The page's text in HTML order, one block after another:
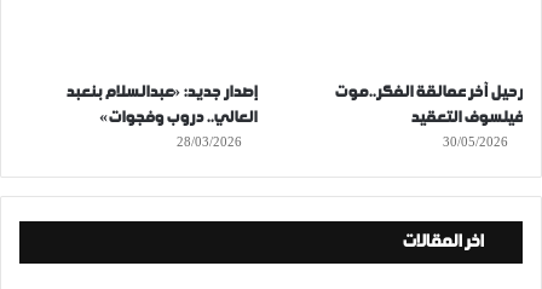
رحيل آخر عمالقة الفكر..موت
فيلسوف التعقيد
30/05/2026
إصدار جديد: «عبدالسلام بنعبد
العالي.. دروب وفجوات»
28/03/2026
اخر المقالات